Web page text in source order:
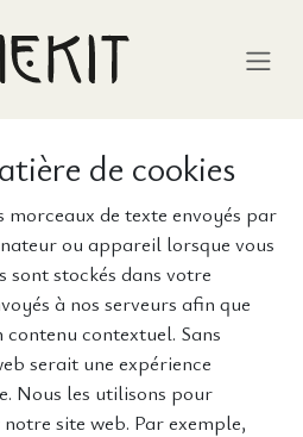
de cookies
morceaux de texte envoyés par
ou appareil lorsque vous
sont stockés dans votre
à nos serveurs afin que
contextuel. Sans
serait une expérience
Nous les utilisons pour
site web. Par exemple,